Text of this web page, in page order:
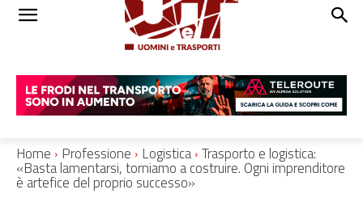
Home Professione Logistica Trasporto e logistica:
«Basta lamentarsi, torniamo a costruire. Ogni imprenditore
è artefice del proprio successo»